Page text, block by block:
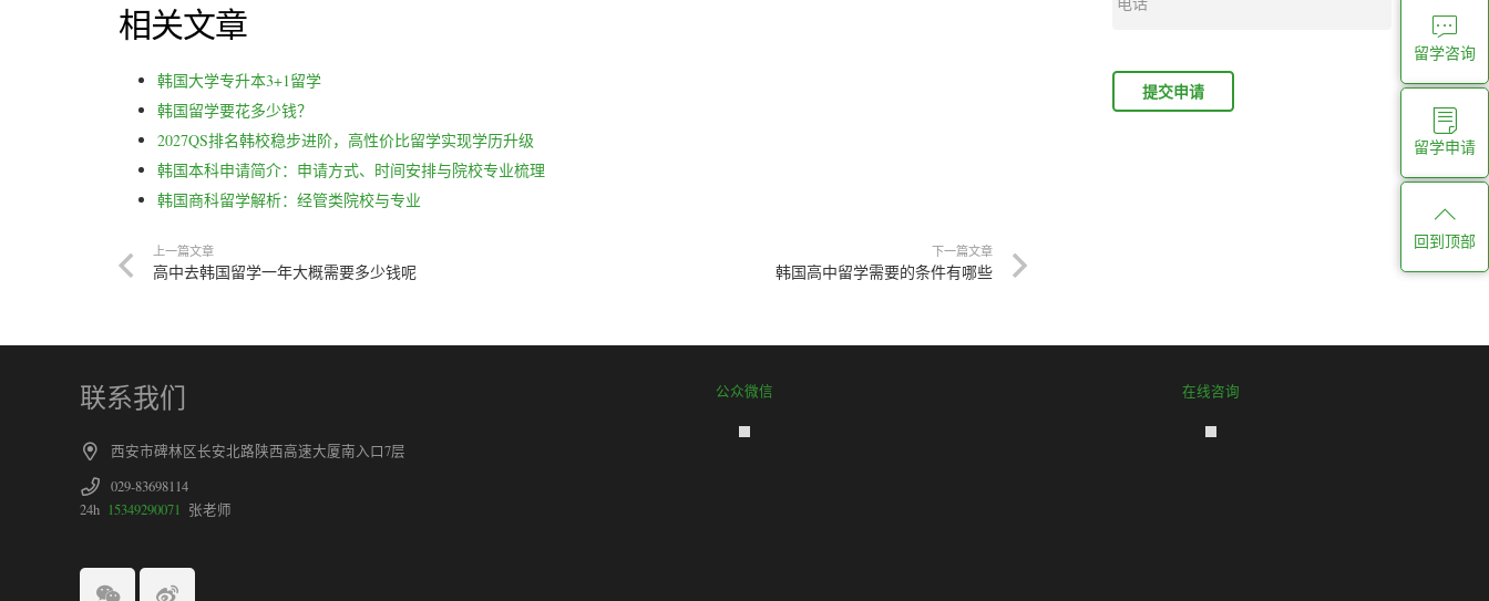
相关文章
韩国大学专升本3+1留学
韩国留学要花多少钱？
2027QS排名韩校稳步进阶，高性价比留学实现学历升级
韩国本科申请简介：申请方式、时间安排与院校专业梳理
韩国商科留学解析：经管类院校与专业
上一篇文章
高中去韩国留学一年大概需要多少钱呢
下一篇文章
韩国高中留学需要的条件有哪些
留学咨询
留学申请
回到顶部
联系我们
西安市碑林区长安北路陕西高速大厦南入口7层
029-83698114
24h 15349290071 张老师
公众微信 在线咨询